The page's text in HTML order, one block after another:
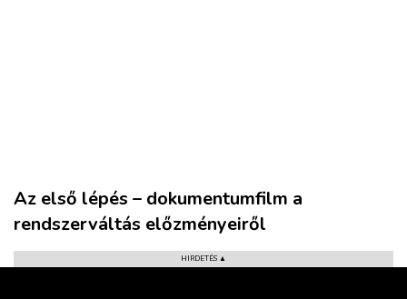
KULTÚRA
PODCAST
MIX
Az első lépés – dokumentumfilm a
rendszerváltás előzményeiről
HIRDETÉS ▲